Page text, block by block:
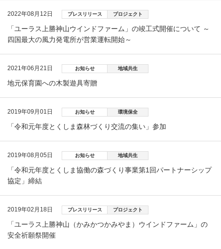
2022年08月12日 プレスリリース プロジェクト
「ユーラス上勝神山ウインドファーム」の竣工式開催について ～
四国最大の風力発電所が営業運転開始～
2021年06月21日 お知らせ 地域共生
地元保育園への木製遊具寄贈
2019年09月01日 お知らせ 環境保全
「令和元年度とくしま森林づくり交流の集い」参加
2019年08月05日 お知らせ 地域共生
「令和元年度とくしま協働の森づくり事業第1回パートナーシップ
協定」締結
2019年02月18日 プレスリリース プロジェクト
「ユーラス上勝神山（かみかつかみやま）ウインドファーム」の
安全祈願祭開催